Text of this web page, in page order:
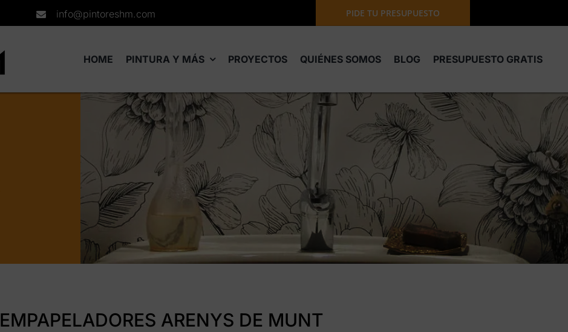
info@pintoreshm.com PIDE TU PRESUPUESTO
HOME PINTURA Y MÁS PROYECTOS QUIÉNES SOMOS BLOG PRESUPUESTO GRATIS
EMPAPELADORES ARENYS DE MUNT